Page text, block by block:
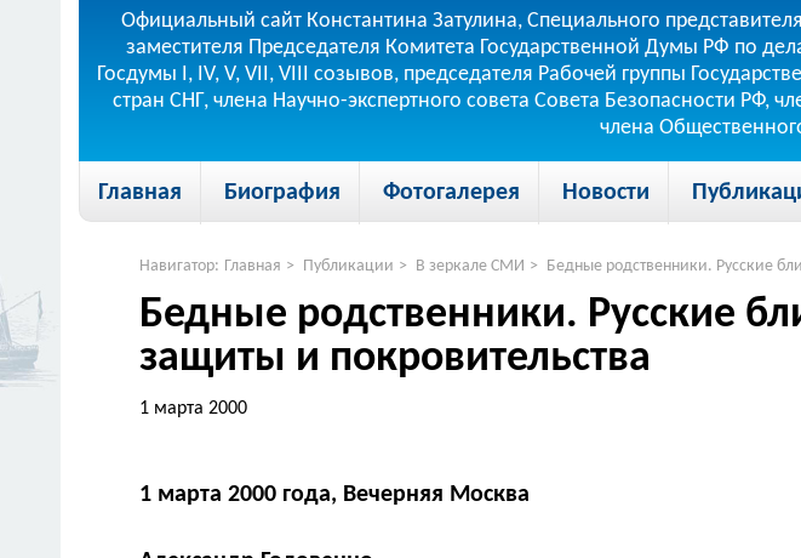
Официальный сайт Константина Затулина, Специального
заместителя Председателя Комитета Государственной Думы РФ по
Госдумы I, IV, V, VII, VIII созывов, председателя Рабочей группы
стран СНГ, члена Научно-экспертного совета Совета Безопасности РФ,
члена
Главная Биография Фотогалерея Новости
Навигатор: Главная > Публикации > В зеркале СМИ > Бедные родственники. Русские
Бедные родственники. Русские
защиты и покровительства
1 марта 2000
1 марта 2000 года, Вечерняя Москва